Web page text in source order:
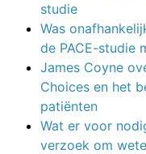
studie
Was
de PACE-studie
James Coyne
Choices en het
patiënten
Wat er voor
verzoek om